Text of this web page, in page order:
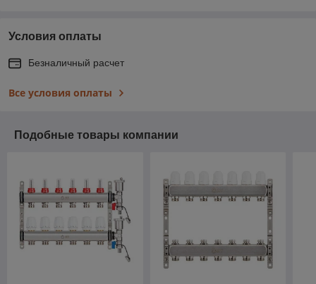
Условия оплаты
Безналичный расчет
Все условия оплаты
Подобные товары компании